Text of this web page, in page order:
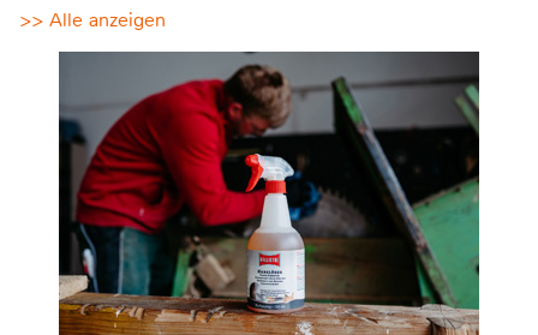
>> Alle anzeigen